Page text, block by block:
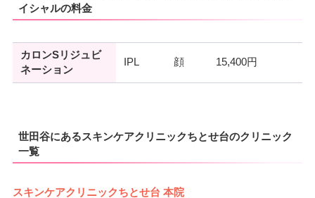
イシャルの料金
カロンSリジュビ
ネーション
IPL 顔 15,400円
世田谷にあるスキンケアクリニックちとせ台のクリニック
一覧
スキンケアクリニックちとせ台 本院